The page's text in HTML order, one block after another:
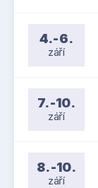
4.-6.
září
7.-10.
září
8.-10.
září